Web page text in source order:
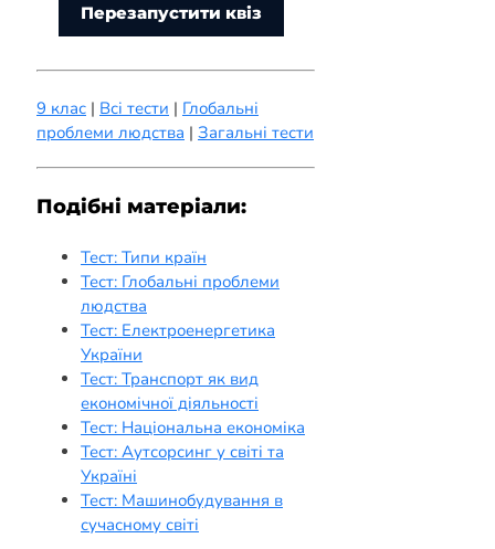
Перезапустити квіз
9 клас | Всі тести | Глобальні
проблеми людства | Загальні тести
Подібні матеріали:
Тест: Типи країн
Тест: Глобальні проблеми
людства
Тест: Електроенергетика
України
Тест: Транспорт як вид
економічної діяльності
Тест: Національна економіка
Тест: Аутсорсинг у світі та
Україні
Тест: Машинобудування в
сучасному світі